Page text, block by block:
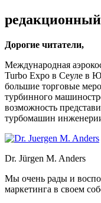
редакционный
Дорогие читатели,
Международная
Turbo Expo в Сеуле в
большие торговые
турбинного
возможность
турбомашин
Dr. Jürgen M. Anders
Мы очень рады и
маркетинга в своем